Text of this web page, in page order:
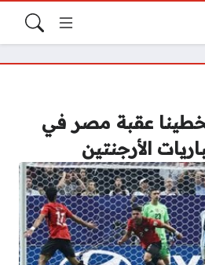
تخطينا عقبة مصر في
الأرجنتين